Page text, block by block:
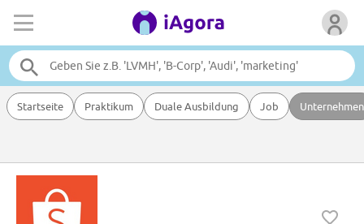
Startseite Praktikum Duale Ausbildung Job Unternehmen